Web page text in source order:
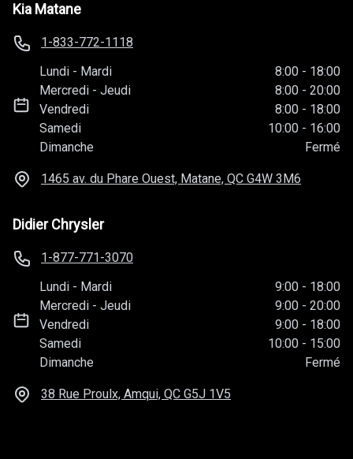
Kia Matane
1-833-772-1118
Lundi - Mardi 8:00 - 18:00
Mercredi -Jeudi 8:00 - 20:00
Vendredi
8:00 - 18:00
Samedi
10:00 - 16:00
Dimanche
Fermé
1465 av. du Phare Ouest, Matane, QC G4W 3M6
Didier Chrysler
1-877-771-3070
Lundi - Mardi 9:00 - 18:00
Mercredi -Jeudi 9:00 - 20:00
Vendredi
9:00 - 18:00
Samedi
10:00 - 15:00
Dimanche
Fermé
38 Rue Proulx, Amqui, QC G5J 1V5